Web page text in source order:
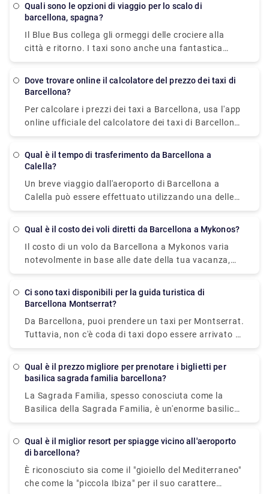
Norwegian. La tua età il giorno della partenza è
del viaggio.
Quali sono le opzioni di viaggio per lo scalo di
barcellona, spagna?
Il Blue Bus collega gli ormeggi delle crociere alla
città e ritorno. I taxi sono anche una fantastica
opzione per spostarsi in città. Altrimenti, camminare
come Las Ramblas, dove le persone dominano la
noleggiare un'auto. La metropolitana, gli autobus, i
treni, le funicolari e le auto di trasferimento hanno
modi di trasporto.
Dove trovare online il calcolatore del prezzo dei taxi di
Barcellona?
Per calcolare i prezzi dei taxi a Barcellona, usa l'app
online ufficiale del calcolatore dei taxi di Barcellona.
Stima il costo di una corsa in taxi a Barcellona in
metropolitana utilizzando i prezzi dei taxi di
Qual è il tempo di trasferimento da Barcellona a
Calella?
Un breve viaggio dall'aeroporto di Barcellona a
Calella può essere effettuato utilizzando una delle
tre opzioni: treno, autobus o taxi (trasferimento). Se
viaggio dura 1 ora e 11 minuti e costa 4,9 EUR. La
corsa in autobus dura 1 ora e 10 minuti e costa 9,5
EUR. Puoi andare da Barcellona a Calella in 50
minuti in taxi o trasferimento, ma ti costerà almeno
EUR 130. Barcellona e Calella sono separate da 72
chilometri (o 52 chilometri dal centro di Barcellona).
Qual è il costo dei voli diretti da Barcellona a Mykonos?
Il costo di un volo da Barcellona a Mykonos varia
notevolmente in base alle date della tua vacanza,
alla stagionalità e alle festività locali. Il biglietto
Barcellona, tuttavia, è di £ 80.
Ci sono taxi disponibili per la guida turistica di
Barcellona Montserrat?
Da Barcellona, puoi prendere un taxi per Montserrat.
Tuttavia, non c'è coda di taxi dopo essere arrivato a
Montserrat. Devi contattare la società di
prelevato e riportarti a Barcellona. E mentre sei a
panoramiche della Catalogna. Poiché Montserrat è
fuori città e si trova in campagna, offre anche un
Qual è il prezzo migliore per prenotare i biglietti per
basilica sagrada familia barcellona?
La Sagrada Familia, spesso conosciuta come la
Basilica della Sagrada Familia, è un'enorme basilica
minore cattolica romana incompiuta a Barcellona, in
(1852–1926), un importante architetto
dell'UNESCO. Fu costruito nel 1882 ed è un buon
esempio di architettura Art Nouveau. Il biglietto
Qual è il miglior resort per spiagge vicino all'aeroporto
di barcellona?
È riconosciuto sia come il "gioiello del Mediterraneo"
che come la "piccola Ibiza" per il suo carattere